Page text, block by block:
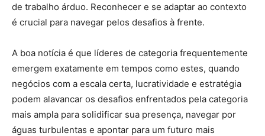
de trabalho árduo. Reconhecer e se adaptar ao contexto
é crucial para navegar pelos desafios à frente.
A boa notícia é que líderes de categoria frequentemente
emergem exatamente em tempos como estes, quando
negócios com a escala certa, lucratividade e estratégia
podem alavancar os desafios enfrentados pela categoria
mais ampla para solidificar sua presença, navegar por
águas turbulentas e apontar para um futuro mais